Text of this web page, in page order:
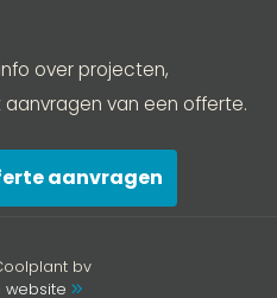
over projecten,
van een offerte.
aanvragen
bv
website